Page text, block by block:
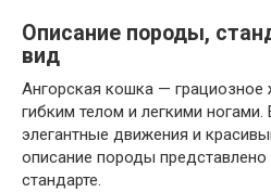
Описание породы,
вид
Ангорская кошка —
гибким телом и легкими ногами.
элегантные движения и
описание породы
стандарте.